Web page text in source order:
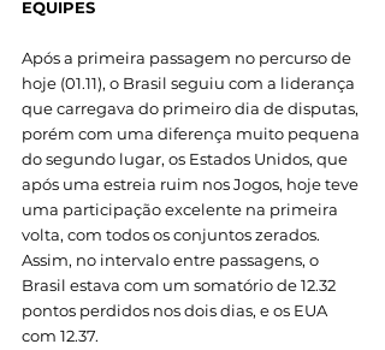
EQUIPES
Após a primeira passagem no percurso de
hoje (01.11), o Brasil seguiu com a liderança
que carregava do primeiro dia de disputas,
porém com uma diferença muito pequena
do segundo lugar, os Estados Unidos, que
após uma estreia ruim nos Jogos, hoje teve
uma participação excelente na primeira
volta, com todos os conjuntos zerados.
Assim, no intervalo entre passagens, o
Brasil estava com um somatório de 12.32
pontos perdidos nos dois dias, e os EUA
com 12.37.